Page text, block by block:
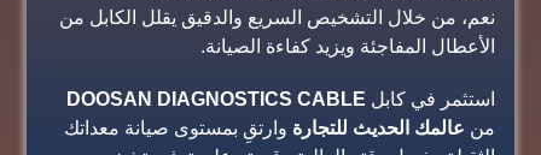
نعم، من خلال التشخيص السريع والدقيق يقلل الكابل من
الأعطال المفاجئة ويزيد كفاءة الصيانة.
استثمر في كابل DOOSAN DIAGNOSTICS CABLE
من عالمك الحديث للتجارة وارتقِ بمستوى صيانة معداتك